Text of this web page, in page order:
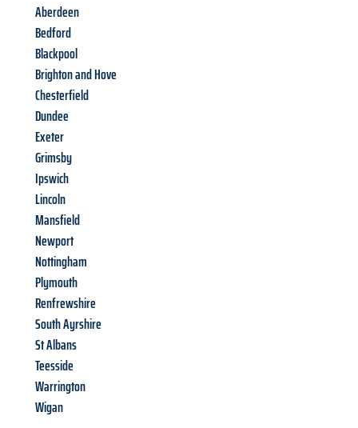
Aberdeen
Bedford
Blackpool
Brighton and Hove
Chesterfield
Dundee
Exeter
Grimsby
Ipswich
Lincoln
Mansfield
Newport
Nottingham
Plymouth
Renfrewshire
South Ayrshire
St Albans
Teesside
Warrington
Wigan